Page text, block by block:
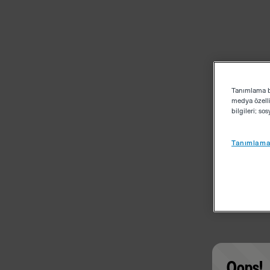
medya
bilgileri;